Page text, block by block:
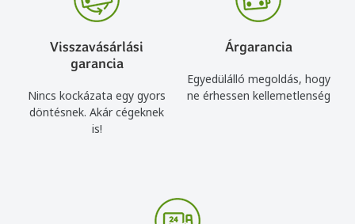
Visszavásárlási
garancia
Nincs kockázata egy gyors
döntésnek. Akár cégeknek
is!
Árgarancia
Egyedülálló megoldás, hogy
ne érhessen kellemetlenség